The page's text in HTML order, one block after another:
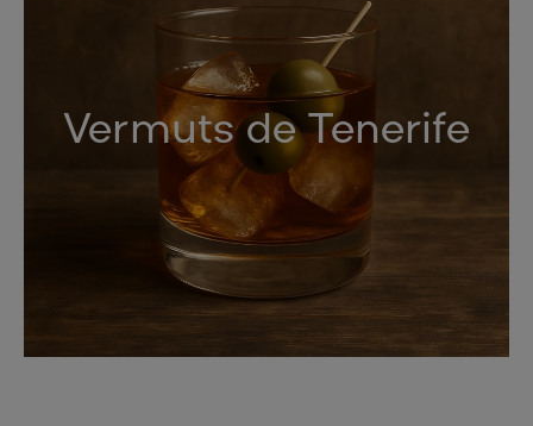
Vermuts de Tenerife